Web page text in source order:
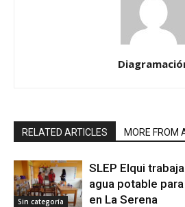
RELATED ARTICLES MORE FROM
Sin categoría
SLEP Elqui
agua potable
en La Serena